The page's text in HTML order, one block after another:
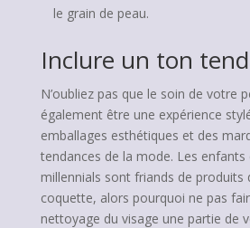
le grain de peau.
Inclure un ton
N’oubliez pas que le soin de votre
également être une expérience
emballages esthétiques et des
tendances de la mode. Les enfants
millennials sont friands de produits
coquette, alors pourquoi ne pas
nettoyage du visage une partie de